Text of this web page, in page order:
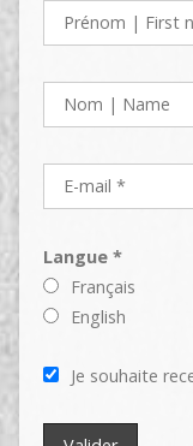
Langue *
Français
English
Je souhaite